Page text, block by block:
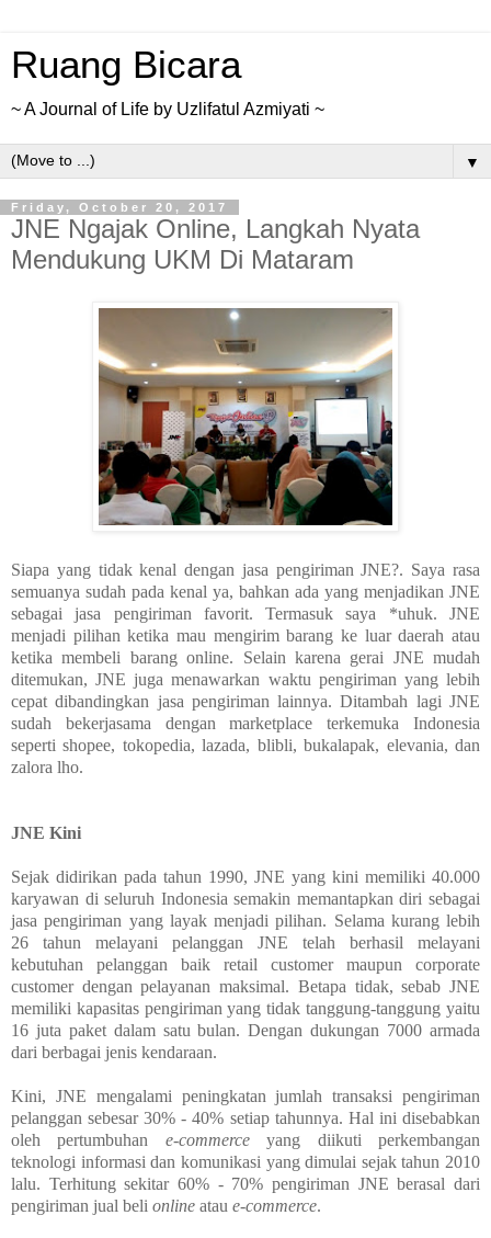
Ruang Bicara
~ A Journal of Life by Uzlifatul Azmiyati ~
▼
Friday, October 20, 2017
JNE Ngajak Online, Langkah Nyata
Mendukung UKM Di Mataram
Siapa yang tidak kenal dengan jasa pengiriman JNE?. Saya rasa
semuanya sudah pada kenal ya, bahkan ada yang menjadikan JNE
sebagai jasa pengiriman favorit. Termasuk saya *uhuk. JNE
menjadi pilihan ketika mau mengirim barang ke luar daerah atau
ketika membeli barang online. Selain karena gerai JNE mudah
ditemukan, JNE juga menawarkan waktu pengiriman yang lebih
cepat dibandingkan jasa pengiriman lainnya. Ditambah lagi JNE
sudah bekerjasama dengan marketplace terkemuka Indonesia
seperti shopee, tokopedia, lazada, blibli, bukalapak, elevania, dan
zalora lho.
JNE Kini
Sejak didirikan pada tahun 1990, JNE yang kini memiliki 40.000
karyawan di seluruh Indonesia semakin memantapkan diri sebagai
jasa pengiriman yang layak menjadi pilihan. Selama kurang lebih
26 tahun melayani pelanggan JNE telah berhasil melayani
kebutuhan pelanggan baik retail customer maupun corporate
customer dengan pelayanan maksimal. Betapa tidak, sebab JNE
memiliki kapasitas pengiriman yang tidak tanggung-tanggung yaitu
16 juta paket dalam satu bulan. Dengan dukungan 7000 armada
dari berbagai jenis kendaraan.
Kini, JNE mengalami peningkatan jumlah transaksi pengiriman
pelanggan sebesar 30% - 40% setiap tahunnya. Hal ini disebabkan
oleh pertumbuhan e-commerceyang diikuti perkembangan
teknologi informasi dan komunikasi yang dimulai sejak tahun 2010
lalu. Terhitung sekitar 60% - 70% pengiriman JNE berasal dari
pengiriman jual beli online atau e-commerce.